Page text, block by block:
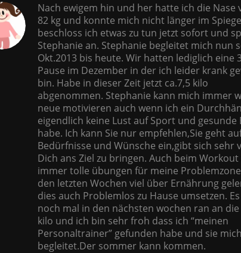
Nach ewigem hin und her hatte ich die Nase
82 kg und konnte mich nicht länger im
beschloss ich etwas zu tun jetzt sofort und
Stephanie an. Stephanie begleitet mich nun
Okt.2013 bis heute. Wir hatten lediglich eine
Pause im Dezember in der ich leider krank
bin. Habe in dieser Zeit jetzt ca.7,5 kilo
abgenommen. Stephanie kann mich immer
neue motivieren auch wenn ich ein
eigendlich keine Lust auf Sport und gesunde
habe. Ich kann Sie nur empfehlen,Sie geht
Bedürfnisse und Wünsche ein,gibt sich sehr
Dich ans Ziel zu bringen. Auch beim
immer tolle übungen für meine
den letzten Wochen viel über Ernährung
dies auch Problemlos zu Hause umsetzen.
noch mal in den nächsten wochen ran an
kilo und ich bin sehr froh dass ich “meinen
Personaltrainer” gefunden habe und sie
begleitet.Der sommer kann kommen.